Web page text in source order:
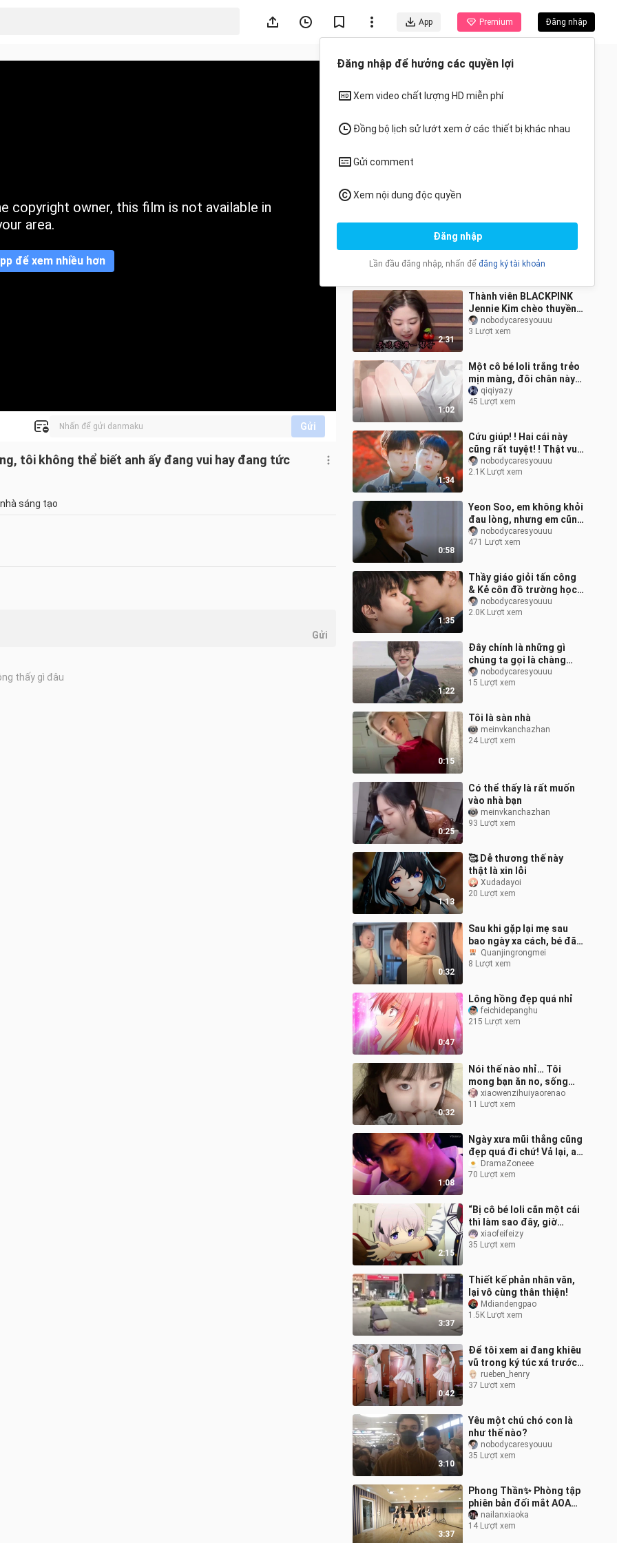
App Premium Đăng nhập
copyright owner, this film is not available in
area.
để xem nhiều hơn
Gửi
tôi không thể biết anh ấy đang vui hay đang tức
sáng tạo
Tất cả Anime
3:56
170106 AOA Xin lỗi
Seolhyun Fancam Sửa
chữayouzhawuyaowang
33.8K Lượt xem
2:31
Thành viên BLACKPINK
Jennie Kim chèo thuyền
kayak siêu đỉnh đến mức
khiến mẹ tôi phải trầm
nobodycaresyouuu
3 Lượt xem
1:02
Một cô bé loli trắng trẻo
mịn màng, đôi chân này
nhìn là biết sờ vào sẽ rất
thích!
qiqiyazy
45 Lượt xem
1:34
Cứu giúp! ! Hai cái này
cũng rất tuyệt! ! Thật vui
khi có một tiền bối bị liệt
mặt x một tân binh ki
nobodycaresyouuu
2.1K Lượt xem
0:58
Yeon Soo, em không khỏi
đau lòng, nhưng em cũng
quen rồi, hãy để tiếng
mưa ngoài cửa sổ che lấp
nobodycaresyouuu
471 Lượt xem
1:35
Thầy giáo giỏi tấn công
& Kẻ côn đồ trường học
nhận|Tốc độ khóa chặt!
nobodycaresyouuu
2.0K Lượt xem
1:22
Đây chính là những gì
chúng ta gọi là chàng
trai Nhật Bản đẹp trai!
nobodycaresyouuu
15 Lượt xem
0:15
Tôi là sàn nhà
meinvkanchazhan
24 Lượt xem
0:25
Có thể thấy là rất muốn
vào nhà bạn
meinvkanchazhan
93 Lượt xem
1:13
🥰 Dễ thương thế này
thật là xin lỗi
Xudadayoi
20 Lượt xem
0:32
Sau khi gặp lại mẹ sau
bao ngày xa cách, bé đã
kìm nén cảm xúc rồi òa
khóc nức nở vì tủi thân,
Quanjingrongmei
8 Lượt xem
0:47
Lông hồng đẹp quá nhỉ
feichidepanghu
215 Lượt xem
0:32
Nói thế nào nhỉ… Tôi
mong bạn ăn no, sống
thật hạnh phúc.
xiaowenzihuiyaorenao
11 Lượt xem
1:08
Ngày xưa mũi thẳng cũng
đẹp quá đi chứ! Vả lại, ai
mà ở độ tuổi mười mấy
đã có gu thời trang đỉnh
DramaZoneee
70 Lượt xem
2:15
“Bị cô bé loli cắn một cái
thì làm sao đây, giờ
thành người ái mộ loli
rồi”
xiaofeifeizy
35 Lượt xem
3:37
Thiết kế phản nhân văn,
lại vô cùng thân thiện!
Mdiandengpao
1.5K Lượt xem
0:42
Để tôi xem ai đang khiêu
vũ trong ký túc xá trước
kỳ nghỉ nhé｜không
không không! ! ! !
rueben_henry
37 Lượt xem
3:10
Yêu một chú chó con là
như thế nào?
nobodycaresyouuu
35 Lượt xem
3:37
Phong Thần✨ Phòng tập
phiên bản đối mắt AOA
«Like a Cat» – Xuehyun
cận cảnh trực tiếp
nailanxiaoka
14 Lượt xem
Gửi
thấy gì đâu